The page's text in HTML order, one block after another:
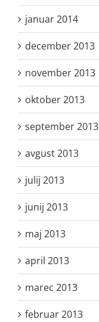
januar 2014
december 2013
november 2013
oktober 2013
september 2013
avgust 2013
julij 2013
junij 2013
maj 2013
april 2013
marec 2013
februar 2013